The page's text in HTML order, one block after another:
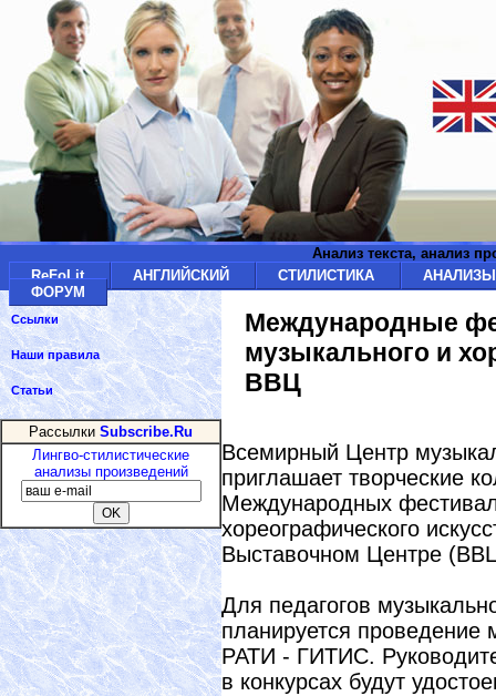
Анализ текста, анализ
ReFoLit
АНГЛИЙСКИЙ СТИЛИСТИКА
ФОРУМ
Международные
музыкального и
ВВЦ
Всемирный Центр
приглашает творческие
Международных
хореографического
Выставочном Центре
Для педагогов
планируется проведение
РАТИ - ГИТИС.
в конкурсах будут
Ссылки
Наши правила
Статьи
Рассылки Subscribe.Ru
Лингво-стилистические
анализы произведений